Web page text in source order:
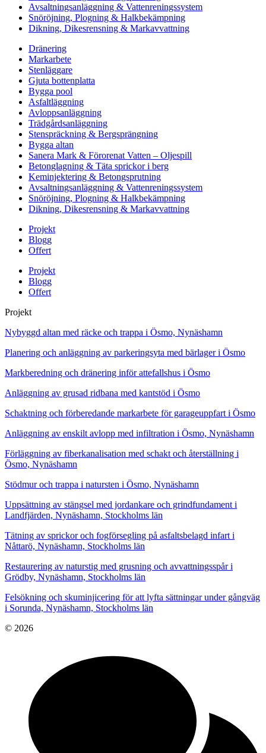
Avsaltningsanläggning & Vattenreningssystem
Snöröjning, Plogning & Halkbekämpning
Dikning, Dikesrensning & Markavvattning
Dränering
Markarbete
Stenläggare
Gjuta bottenplatta
Bygga pool
Asfaltläggning
Avloppsanläggning
Trädgårdsanläggning
Stenspräckning & Bergsprängning
Bygga altan
Sanera Mark & Förorenat Vatten – Oljespill
Betonglagning & Täta sprickor i berg
Keminjektering & Betongsprutning
Avsaltningsanläggning & Vattenreningssystem
Snöröjning, Plogning & Halkbekämpning
Dikning, Dikesrensning & Markavvattning
Projekt
Blogg
Offert
Projekt
Blogg
Offert
Projekt
Nybyggd altan med räcke och trappa i Ösmo, Nynäshamn
Planering och anläggning av parkeringsyta med bärlager i Ösmo
Markberedning och dränering inför attefallshus i Ösmo
Anläggning av grusad ridbana med kantstöd i Ösmo
Schaktning och förberedande markarbete för garageuppfart i Ösmo
Anläggning av enskilt avlopp med infiltration i Ösmo, Nynäshamn
Förläggning av fiberkanalisation med schakt och återställning i
Ösmo, Nynäshamn
Stödmur och trappa i natursten i Ösmo, Nynäshamn
Uppsättning av stängsel med jordankare och grindfundament i
Landfjärden, Nynäshamn, Stockholms län
Tätning av sprickor och fogförsegling på asfaltsbelagd infart i
Nåttarö, Nynäshamn, Stockholms län
Restaurering av naturstig med grusning och avvattningsspår i
Grödby, Nynäshamn, Stockholms län
Felsökning och skuminjicering för att lyfta sättningar under gångväg
i Sorunda, Nynäshamn, Stockholms län
© 2026